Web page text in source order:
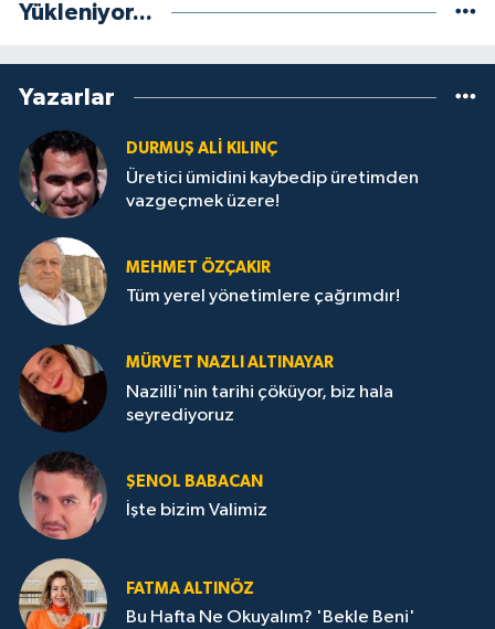
Yükleniyor...
Yazarlar
DURMUŞ ALI KILINÇ
Üretici ümidini kaybedip üretimden
vazgeçmek üzere!
MEHMET ÖZÇAKIR
Tüm yerel yönetimlere çağrımdır!
MÜRVET NAZLI ALTINAYAR
Nazilli'nin tarihi çöküyor, biz hala
seyrediyoruz
ŞENOL BABACAN
İşte bizim Valimiz
FATMA ALTINÖZ
Bu Hafta Ne Okuyalım? 'Bekle Beni'